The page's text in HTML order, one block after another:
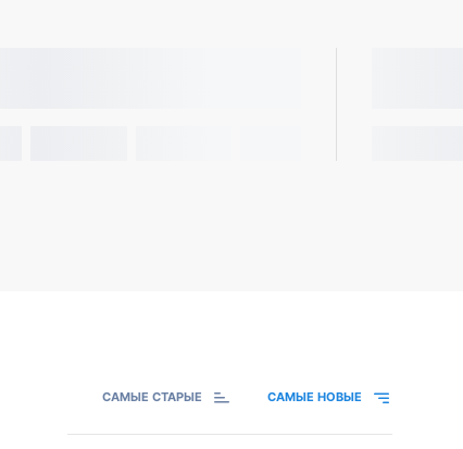
САМЫЕ СТАРЫЕ САМЫЕ НОВЫЕ